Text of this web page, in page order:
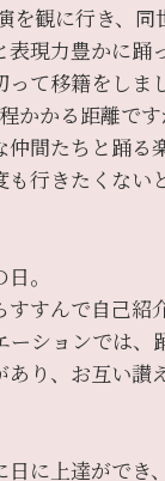
を観に行き、
表現力豊かに踊
て移籍をしま
かかる距離で
仲間たちと踊る
も行きたくない
。
すすんで自己紹
ーションでは、
あり、お互い讃
日に上達ができ